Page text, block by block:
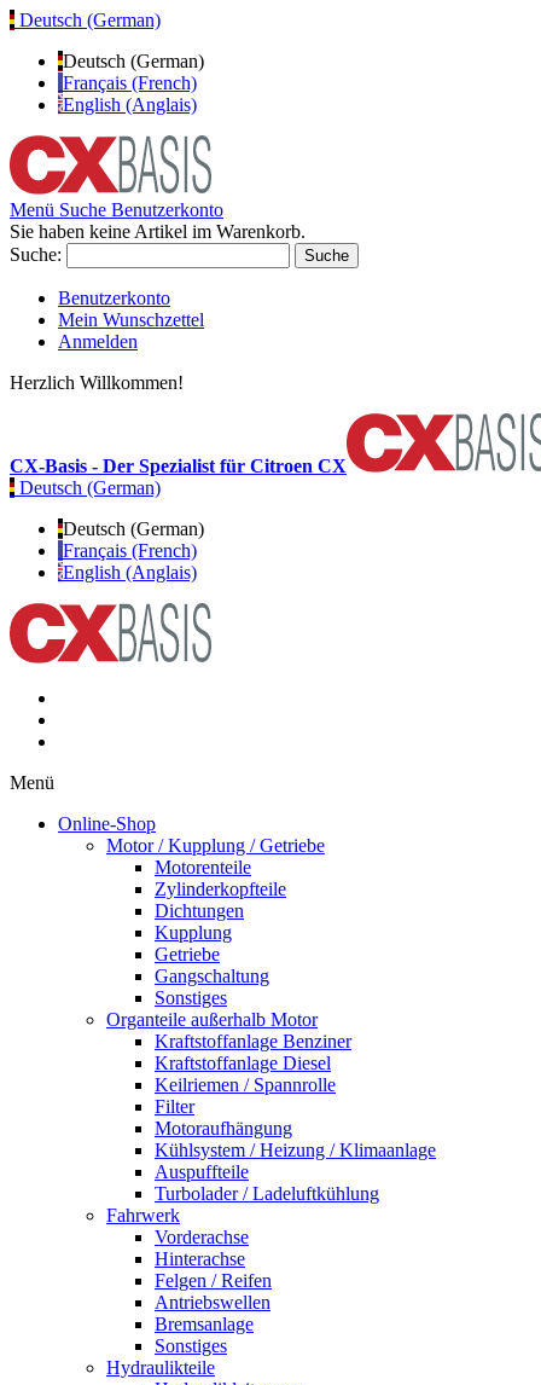
Deutsch (German)
Deutsch (German)
Français (French)
English (Anglais)
Menü Suche Benutzerkonto
Sie haben keine Artikel im Warenkorb.
Suche:
Suche
Benutzerkonto
Mein Wunschzettel
Anmelden
Herzlich Willkommen!
CX-Basis - Der Spezialist für Citroen CX
Deutsch (German)
Deutsch (German)
Français (French)
English (Anglais)
Menü
Online-Shop
Motor / Kupplung / Getriebe
Motorenteile
Zylinderkopfteile
Dichtungen
Kupplung
Getriebe
Gangschaltung
Sonstiges
Organteile außerhalb Motor
Kraftstoffanlage Benziner
Kraftstoffanlage Diesel
Keilriemen / Spannrolle
Filter
Motoraufhängung
Kühlsystem / Heizung / Klimaanlage
Auspuffteile
Turbolader / Ladeluftkühlung
Fahrwerk
Vorderachse
Hinterachse
Felgen / Reifen
Antriebswellen
Bremsanlage
Sonstiges
Hydraulikteile